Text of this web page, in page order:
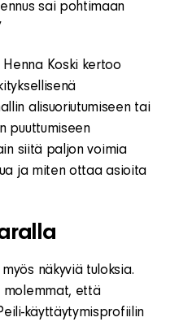
sai pohtimaan
Koski kertoo
alisuoriutumiseen tai
puuttumiseen
siitä paljon voimia
ja miten ottaa asioita
näkyviä tuloksia.
molemmat, että
käyttäytymisprofiilin